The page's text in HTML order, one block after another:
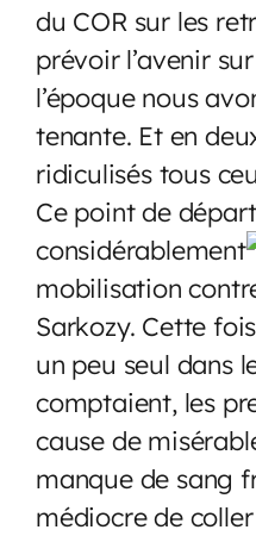
du COR sur les
prévoir l’avenir
l’époque nous
tenante. Et en
ridiculisés tous
Ce point de
considérablement
mobilisation
Sarkozy. Cette
un peu seul dans
comptaient, les
cause de
manque de sang
médiocre de